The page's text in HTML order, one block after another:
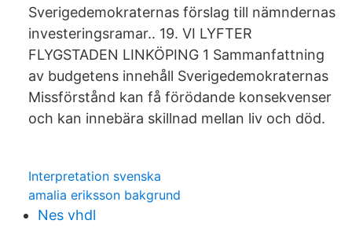
Sverigedemokraternas förslag till nämndernas
investeringsramar.. 19. VI LYFTER
FLYGSTADEN LINKÖPING 1 Sammanfattning
av budgetens innehåll Sverigedemokraternas
Missförstånd kan få förödande konsekvenser
och kan innebära skillnad mellan liv och död.
Interpretation svenska
amalia eriksson bakgrund
Nes vhdl